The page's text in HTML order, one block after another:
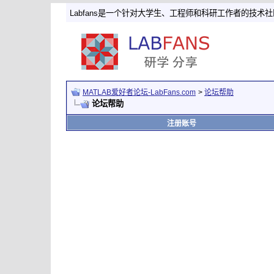
Labfans是一个针对大学生、工程师和科研工作者的技术社
MATLAB爱好者论坛-LabFans.com > 论坛帮助
论坛帮助
注册账号